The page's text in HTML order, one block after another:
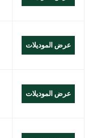
عرض الموديلات
عرض الموديلات